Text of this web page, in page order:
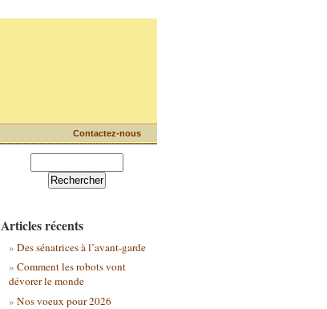
Contactez-nous
Articles récents
Des sénatrices à l’avant-garde
Comment les robots vont
dévorer le monde
Nos voeux pour 2026